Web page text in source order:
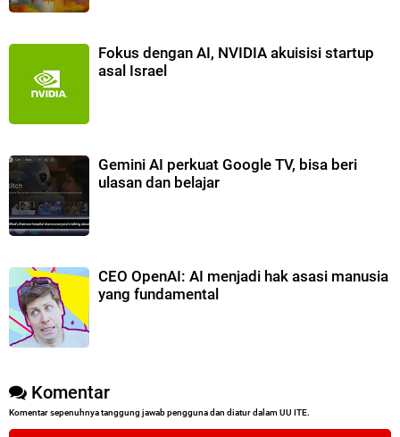
Fokus dengan AI, NVIDIA akuisisi startup
asal Israel
Gemini AI perkuat Google TV, bisa beri
ulasan dan belajar
CEO OpenAI: AI menjadi hak asasi manusia
yang fundamental
Komentar
Komentar sepenuhnya tanggung jawab pengguna dan diatur dalam UU ITE.